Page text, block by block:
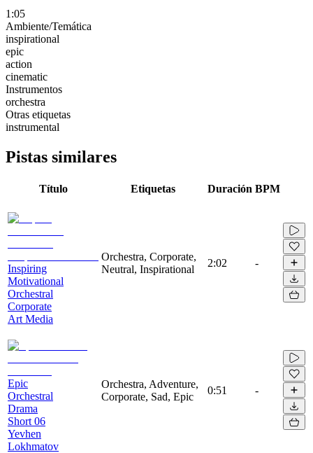
1:05
Ambiente/Temática
inspirational
epic
action
cinematic
Instrumentos
orchestra
Otras etiquetas
instrumental
Pistas similares
Título Etiquetas Duración BPM
Inspiring
Motivational
Orchestral
Corporate
Art Media
Orchestra, Corporate,
Neutral, Inspirational
2:02 -
Epic
Orchestral
Drama
Short 06
Yevhen
Lokhmatov
Orchestra, Adventure,
Corporate, Sad, Epic
0:51 -